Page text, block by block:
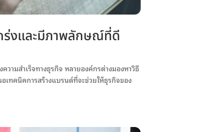
ร่งและมีภาพลักษณ์ที่ดี
ามสำเร็จทางธุรกิจ หลายองค์กรต่างมองหาวิธี
เทคนิคการสร้างแบรนด์ที่จะช่วยให้ธุรกิจของ